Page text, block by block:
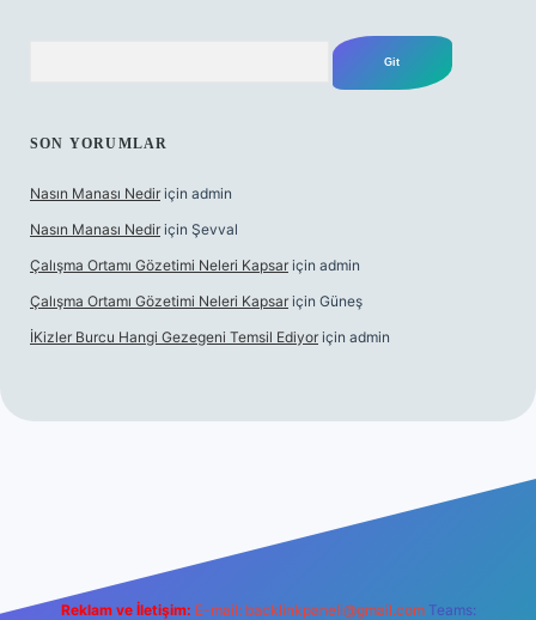
SON YORUMLAR
Nasın Manası Nedir için admin
Nasın Manası Nedir için Şevval
Çalışma Ortamı Gözetimi Neleri Kapsar için admin
Çalışma Ortamı Gözetimi Neleri Kapsar için Güneş
İKizler Burcu Hangi Gezegeni Temsil Ediyor için admin
Reklam ve İletişim: E-mail: backlinkpaneli@gmail.com Teams: